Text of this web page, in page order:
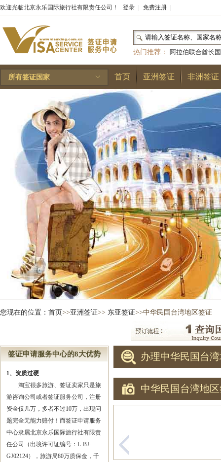
欢迎光临北京永乐国际旅行社有限责任公司！ 登录 免费注册
热门推荐：
阿拉伯联合酋长国
和国|布基纳法索|巴勒斯坦
林王国|安道尔公国|
所有签证国家 首页 亚洲签证 非洲签证
您现在的位置： 首页>>亚洲签证>> 东亚签证>>中华民国台湾地区签证
签证申请服务中心的8大优势
1、资质过硬
淘宝很多旅游、签证卖家只是旅
游咨询公司或者签证服务公司，注册
资金仅几万，多者不过10万，出现问
题完全无能力赔付！而签证申请服务
中心隶属北京永乐国际旅行社有限责
任公司（出境许可证编号：L-BJ-
GJ02124），旅游局80万质保金，千
办理中华民国台
中华民国台湾地